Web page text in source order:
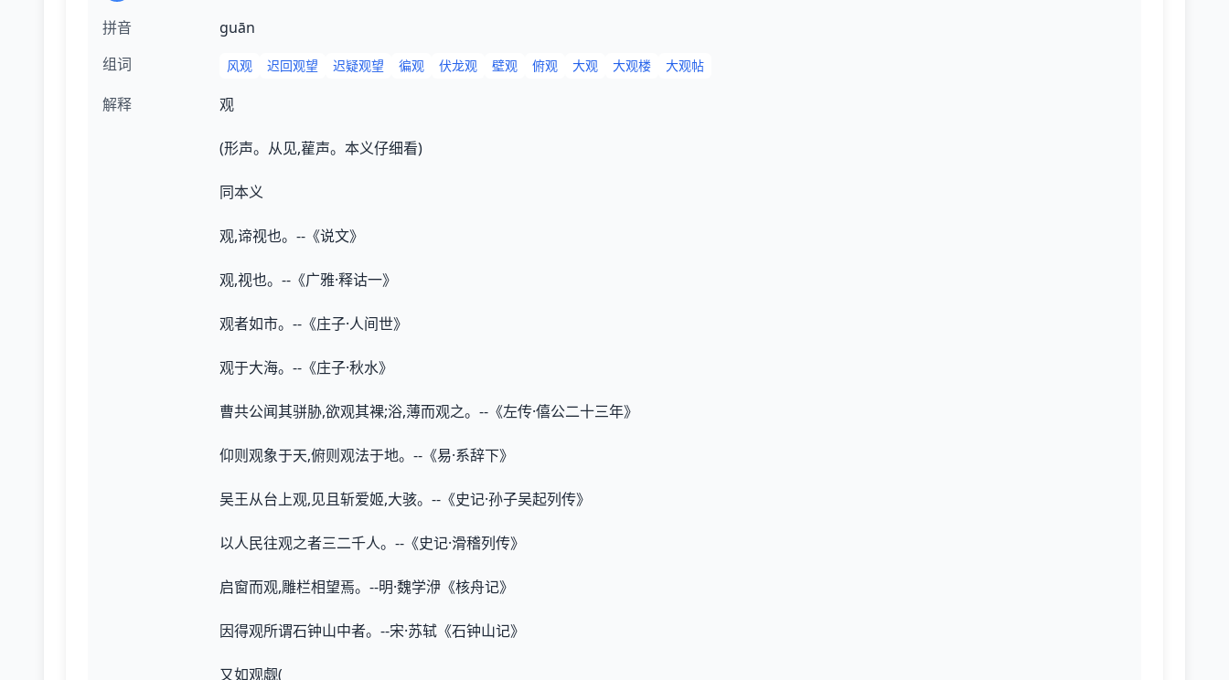
拼音
ɡuān
组词
风观 迟回观望 迟疑观望 徧观 伏龙观 壁观 俯观 大观 大观楼 大观帖
解释 观
(形声。从见,雚声。本义仔细看)
同本义
观,谛视也。--《说文》
观,视也。--《广雅·释诂一》
观者如市。--《庄子·人间世》
观于大海。--《庄子·秋水》
曹共公闻其骈胁,欲观其裸;浴,薄而观之。--《左传·僖公二十三年》
仰则观象于天,俯则观法于地。--《易·系辞下》
吴王从台上观,见且斩爱姬,大骇。--《史记·孙子吴起列传》
以人民往观之者三二千人。--《史记·滑稽列传》
启窗而观,雕栏相望焉。--明·魏学洢《核舟记》
因得观所谓石钟山中者。--宋·苏轼《石钟山记》
又如观觑(